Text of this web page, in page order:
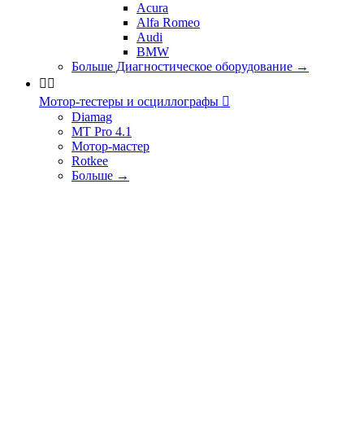
Acura
Alfa Romeo
Audi
BMW
Больше Диагностическое оборудование →
 
Мотор-тестеры и осциллографы 
Diamag
MT Pro 4.1
Мотор-мастер
Rotkee
Больше →